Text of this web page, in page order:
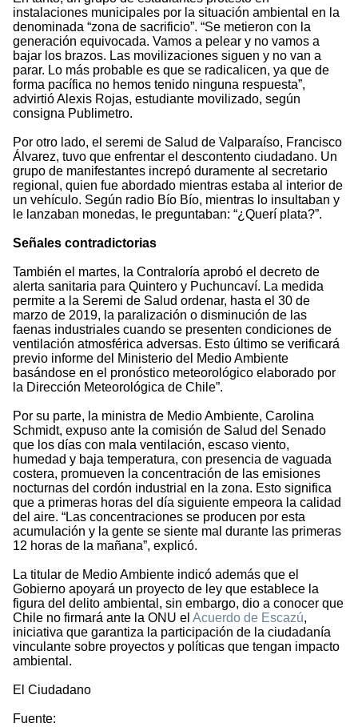
instalaciones municipales por la situación ambiental en la
denominada “zona de sacrificio”. “Se metieron con la
generación equivocada. Vamos a pelear y no vamos a
bajar los brazos. Las movilizaciones siguen y no van a
parar. Lo más probable es que se radicalicen, ya que de
forma pacífica no hemos tenido ninguna respuesta”,
advirtió Alexis Rojas, estudiante movilizado, según
consigna Publimetro.
Por otro lado, el seremi de Salud de Valparaíso, Francisco
Álvarez, tuvo que enfrentar el descontento ciudadano. Un
grupo de manifestantes increpó duramente al secretario
regional, quien fue abordado mientras estaba al interior de
un vehículo. Según radio Bío Bío, mientras lo insultaban y
le lanzaban monedas, le preguntaban: “¿Querí plata?”.
Señales contradictorias
También el martes, la Contraloría aprobó el decreto de
alerta sanitaria para Quintero y Puchuncaví. La medida
permite a la Seremi de Salud ordenar, hasta el 30 de
marzo de 2019, la paralización o disminución de las
faenas industriales cuando se presenten condiciones de
ventilación atmosférica adversas. Esto último se verificará
previo informe del Ministerio del Medio Ambiente
basándose en el pronóstico meteorológico elaborado por
la Dirección Meteorológica de Chile”.
Por su parte, la ministra de Medio Ambiente, Carolina
Schmidt, expuso ante la comisión de Salud del Senado
que los días con mala ventilación, escaso viento,
humedad y baja temperatura, con presencia de vaguada
costera, promueven la concentración de las emisiones
nocturnas del cordón industrial en la zona. Esto significa
que a primeras horas del día siguiente empeora la calidad
del aire. “Las concentraciones se producen por esta
acumulación y la gente se siente mal durante las primeras
12 horas de la mañana”, explicó.
La titular de Medio Ambiente indicó además que el
Gobierno apoyará un proyecto de ley que establece la
figura del delito ambiental, sin embargo, dio a conocer que
Chile no firmará ante la ONU el Acuerdo de Escazú,
iniciativa que garantiza la participación de la ciudadanía
vinculante sobre proyectos y políticas que tengan impacto
ambiental.
El Ciudadano
Fuente: